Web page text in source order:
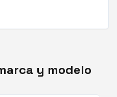
y modelo